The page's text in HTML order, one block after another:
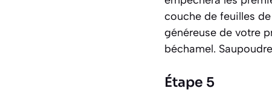
couche de feuilles
généreuse de votre
béchamel.
Étape 5